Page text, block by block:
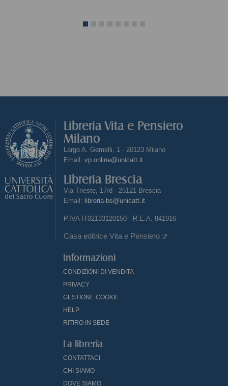
Libreria Vita e Pensiero
Milano
Largo A. Gemelli, 1 - 20123 Milano
Email: vp.online@unicatt.it
Libreria Brescia
Via Trieste, 17/d - 25121 Brescia
Email: libreria-bs@unicatt.it
P.IVA IT02133120150 - R.E.A. 841916
Casa editrice Vita e Pensiero
Informazioni
CONDIZIONI DI VENDITA
PRIVACY
GESTIONE COOKIE
HELP
RITIRO IN SEDE
La libreria
CONTATTACI
CHI SIAMO
DOVE SIAMO